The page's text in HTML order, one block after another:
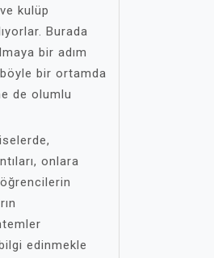
kulüp
Burada
bir adım
bir ortamda
de olumlu
onlara
edinmekle